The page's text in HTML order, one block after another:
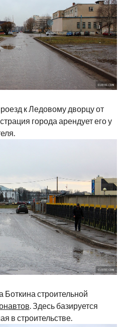
к Ледовому дворцу от
города арендует его у
Боткина строительной
. Здесь базируется
в строительстве.